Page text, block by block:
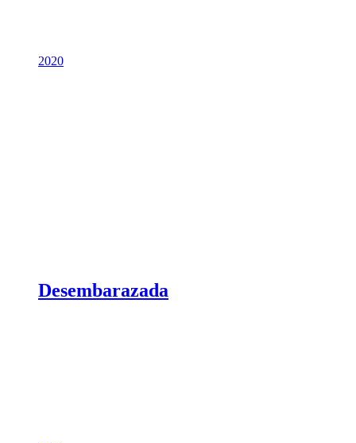
2020
Desembarazada